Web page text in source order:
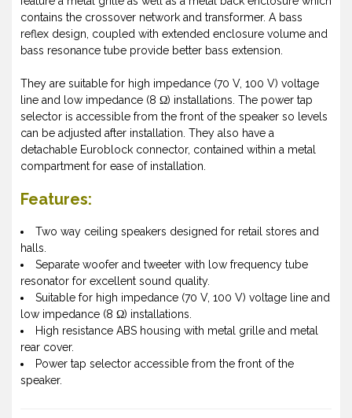
contains the crossover network and transformer. A bass
reflex design, coupled with extended enclosure volume and
bass resonance tube provide better bass extension.
They are suitable for high impedance (70 V, 100 V) voltage
line and low impedance (8 Ω) installations. The power tap
selector is accessible from the front of the speaker so levels
can be adjusted after installation. They also have a
detachable Euroblock connector, contained within a metal
compartment for ease of installation.
Features:
Two way ceiling speakers designed for retail stores and
halls.
Separate woofer and tweeter with low frequency tube
resonator for excellent sound quality.
Suitable for high impedance (70 V, 100 V) voltage line and
low impedance (8 Ω) installations.
High resistance ABS housing with metal grille and metal
rear cover.
Power tap selector accessible from the front of the
speaker.